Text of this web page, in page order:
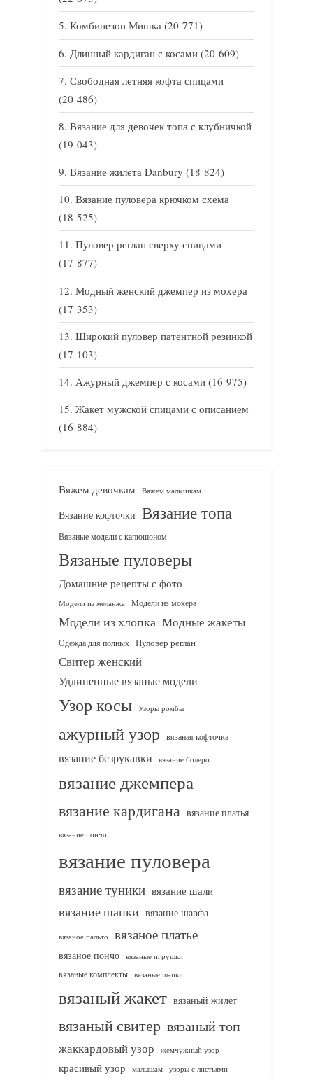
Комбинезон Мишка (20 771)
Длинный кардиган с косами (20 609)
Свободная летняя кофта спицами
(20 486)
Вязание для девочек топа с клубничкой
(19 043)
Вязание жилета Danbury (18 824)
Вязание пуловера крючком схема
(18 525)
Пуловер реглан сверху спицами
(17 877)
Модный женский джемпер из мохера
(17 353)
Широкий пуловер патентной резинкой
(17 103)
Ажурный джемпер с косами (16 975)
Жакет мужской спицами с описанием
(16 884)
Вяжем девочкам Вяжем мальчикам
Вязание кофточки Вязание топа
Вязаные модели с капюшоном
Вязаные пуловеры
Домашние рецепты с фото
Модели из меланжа Модели из мохера
Модели из хлопка Модные жакеты
Одежда для полных Пуловер реглан
Свитер женский
Удлиненные вязаные модели
Узор косы Узоры ромбы
ажурный узор вязаная кофточка
вязание безрукавки вязание болеро
вязание джемпера
вязание кардигана вязание платья
вязание пончо
вязание пуловера
вязание туники вязание шали
вязание шапки вязание шарфа
вязаное пальто вязаное платье
вязаное пончо вязаные игрушки
вязаные комплекты
вязаные шапки
вязаный жакет вязаный жилет
вязаный свитер вязаный топ
жаккардовый узор жемчужный узор
красивый узор малышам узоры с листьями